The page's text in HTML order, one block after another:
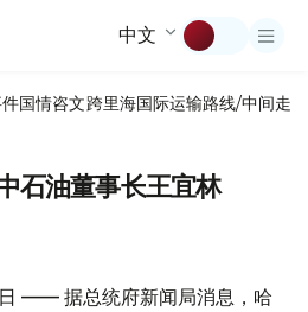
中文
国情咨文跨里海国际运输路线/中间走廊
石油董事长王宜林
—— 据总统府新闻局消息，哈